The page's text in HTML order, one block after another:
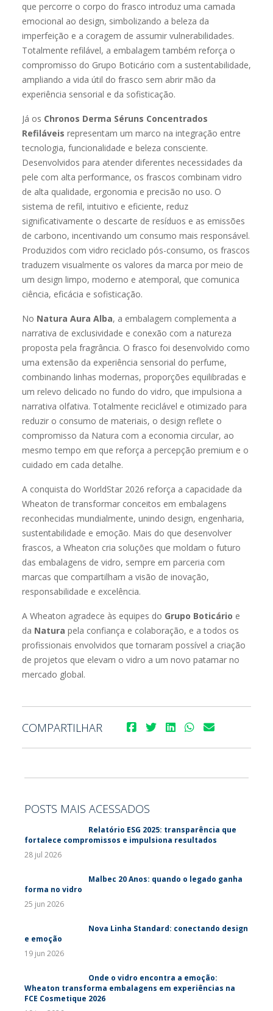
que percorre o corpo do frasco introduz uma camada
emocional ao design, simbolizando a beleza da
imperfeição e a coragem de assumir vulnerabilidades.
Totalmente refilável, a embalagem também reforça o
compromisso do Grupo Boticário com a sustentabilidade,
ampliando a vida útil do frasco sem abrir mão da
experiência sensorial e da sofisticação.
Já os Chronos Derma Séruns Concentrados
Refiláveis representam um marco na integração entre
tecnologia, funcionalidade e beleza consciente.
Desenvolvidos para atender diferentes necessidades da
pele com alta performance, os frascos combinam vidro
de alta qualidade, ergonomia e precisão no uso. O
sistema de refil, intuitivo e eficiente, reduz
significativamente o descarte de resíduos e as emissões
de carbono, incentivando um consumo mais responsável.
Produzidos com vidro reciclado pós-consumo, os frascos
traduzem visualmente os valores da marca por meio de
um design limpo, moderno e atemporal, que comunica
ciência, eficácia e sofisticação.
No Natura Aura Alba, a embalagem complementa a
narrativa de exclusividade e conexão com a natureza
proposta pela fragrância. O frasco foi desenvolvido como
uma extensão da experiência sensorial do perfume,
combinando linhas modernas, proporções equilibradas e
um relevo delicado no fundo do vidro, que impulsiona a
narrativa olfativa. Totalmente reciclável e otimizado para
reduzir o consumo de materiais, o design reflete o
compromisso da Natura com a economia circular, ao
mesmo tempo em que reforça a percepção premium e o
cuidado em cada detalhe.
A conquista do WorldStar 2026 reforça a capacidade da
Wheaton de transformar conceitos em embalagens
reconhecidas mundialmente, unindo design, engenharia,
sustentabilidade e emoção. Mais do que desenvolver
frascos, a Wheaton cria soluções que moldam o futuro
das embalagens de vidro, sempre em parceria com
marcas que compartilham a visão de inovação,
responsabilidade e excelência.
A Wheaton agradece às equipes do Grupo Boticário e
da Natura pela confiança e colaboração, e a todos os
profissionais envolvidos que tornaram possível a criação
de projetos que elevam o vidro a um novo patamar no
mercado global.
COMPARTILHAR
POSTS MAIS ACESSADOS
Relatório ESG 2025: transparência que
fortalece compromissos e impulsiona resultados
28 jul 2026
Malbec 20 Anos: quando o legado ganha
forma no vidro
25 jun 2026
Nova Linha Standard: conectando design
e emoção
19 jun 2026
Onde o vidro encontra a emoção:
Wheaton transforma embalagens em experiências na
FCE Cosmetique 2026